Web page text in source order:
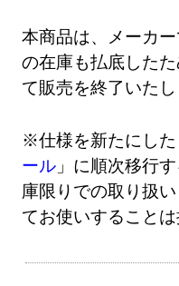
本商品は、メーカ
の在庫も払底した
て販売を終了いたし
※仕様を新たにした
ール 」に順次移行
庫限りでの取り扱
てお使いすることは